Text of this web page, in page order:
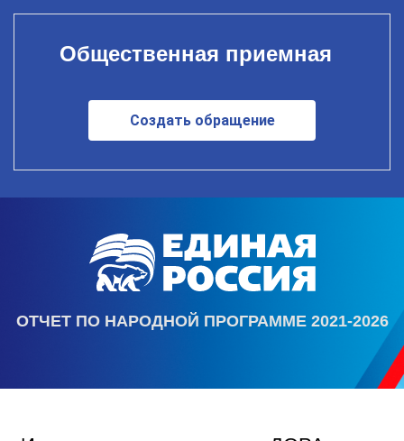
Общественная приемная
Создать обращение
ОТЧЕТ ПО НАРОДНОЙ ПРОГРАММЕ 2021-2026